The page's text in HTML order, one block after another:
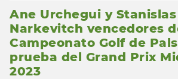
Ane Urchegui y
Narkevitch vencedores
Campeonato Golf de
prueba del Grand Prix
2023